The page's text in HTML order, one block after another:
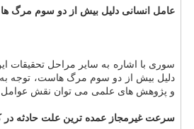
عامل انسانی دلیل بیش از دو سوم مرگ ها
سوری با اشاره به سایر مراحل تحقیقات
و پژوهش های علمی می توان نقش عوامل
سرعت غیرمجاز عمده ترین علت حادثه در